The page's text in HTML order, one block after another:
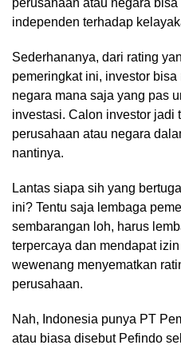
independen terhadap
Sederhananya, dari rating
pemeringkat ini, investor
negara mana saja yang pas
investasi. Calon investor jadi
perusahaan atau negara
nantinya.
Lantas siapa sih yang
ini? Tentu saja lembaga
sembarangan loh, harus
terpercaya dan mendapat
wewenang menyematkan
perusahaan.
Nah, Indonesia punya PT
atau biasa disebut Pefindo